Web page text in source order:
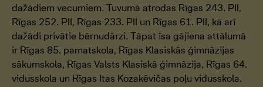
dažādiem vecumiem. Tuvumā atrodas Rīgas 243. PII,
Rīgas 252. PII, Rīgas 233. PII un Rīgas 61. PII, kā arī
dažādi privātie bērnudārzi. Tāpat īsa gājiena attālumā
ir Rīgas 85. pamatskola, Rīgas Klasiskās ģimnāzijas
sākumskola, Rīgas Valsts Klasiskā ģimnāzija, Rīgas 64.
vidusskola un Rīgas Itas Kozakēvičas poļu vidusskola.